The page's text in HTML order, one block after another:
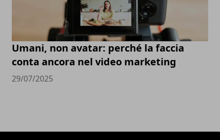
Umani, non avatar: perché la faccia
conta ancora nel video marketing
29/07/2025